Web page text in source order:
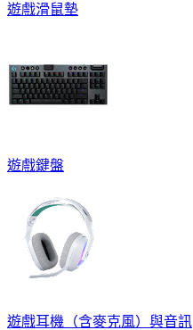
遊戲滑鼠墊
遊戲鍵盤
遊戲耳機（含麥克風）與音訊